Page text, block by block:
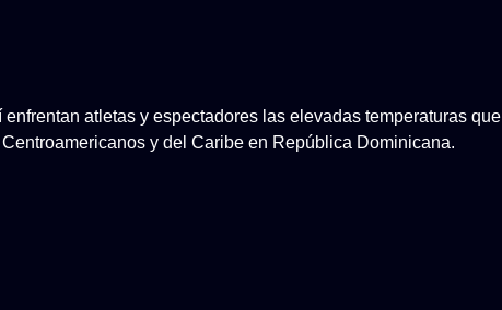
atletas y espectadores las elevadas temperaturas que
y del Caribe en República Dominicana.